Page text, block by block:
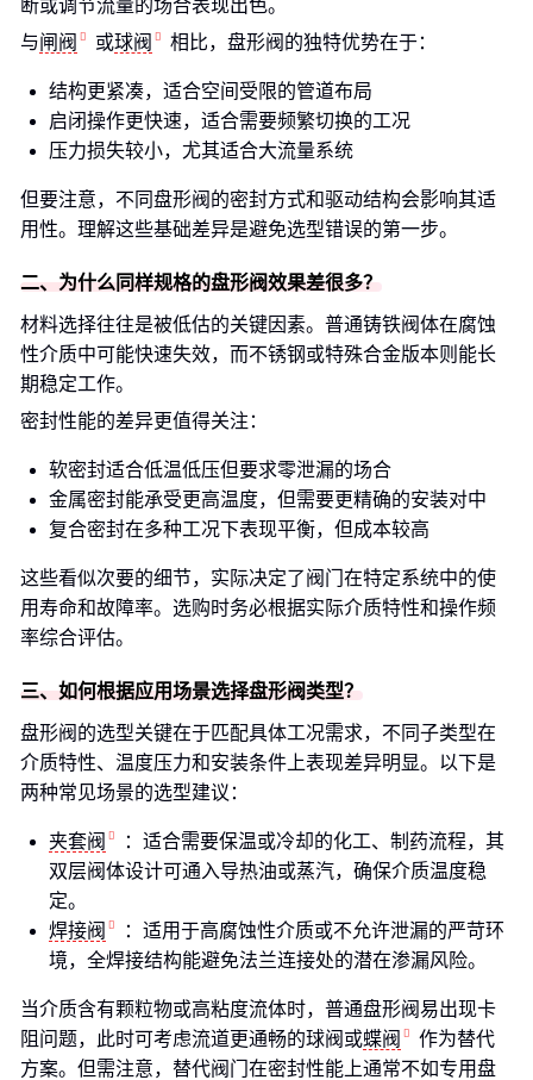
断或调节流量的场合表现出色。
与闸阀 或球阀 相比，盘形阀的独特优势在于：
结构更紧凑，适合空间受限的管道布局
启闭操作更快速，适合需要频繁切换的工况
压力损失较小，尤其适合大流量系统
但要注意，不同盘形阀的密封方式和驱动结构会影响其适
用性。理解这些基础差异是避免选型错误的第一步。
二、为什么同样规格的盘形阀效果差很多？
材料选择往往是被低估的关键因素。普通铸铁阀体在腐蚀
性介质中可能快速失效，而不锈钢或特殊合金版本则能长
期稳定工作。
密封性能的差异更值得关注：
软密封适合低温低压但要求零泄漏的场合
金属密封能承受更高温度，但需要更精确的安装对中
复合密封在多种工况下表现平衡，但成本较高
这些看似次要的细节，实际决定了阀门在特定系统中的使
用寿命和故障率。选购时务必根据实际介质特性和操作频
率综合评估。
三、如何根据应用场景选择盘形阀类型？
盘形阀的选型关键在于匹配具体工况需求，不同子类型在
介质特性、温度压力和安装条件上表现差异明显。以下是
两种常见场景的选型建议：
夹套阀
：适合需要保温或冷却的化工、制药流程，其
双层阀体设计可通入导热油或蒸汽，确保介质温度稳
定。
焊接阀
：适用于高腐蚀性介质或不允许泄漏的严苛环
境，全焊接结构能避免法兰连接处的潜在渗漏风险。
当介质含有颗粒物或高粘度流体时，普通盘形阀易出现卡
阻问题，此时可考虑流道更通畅的球阀或蝶阀
作为替代
方案。但需注意，替代阀门在密封性能上通常不如专用盘